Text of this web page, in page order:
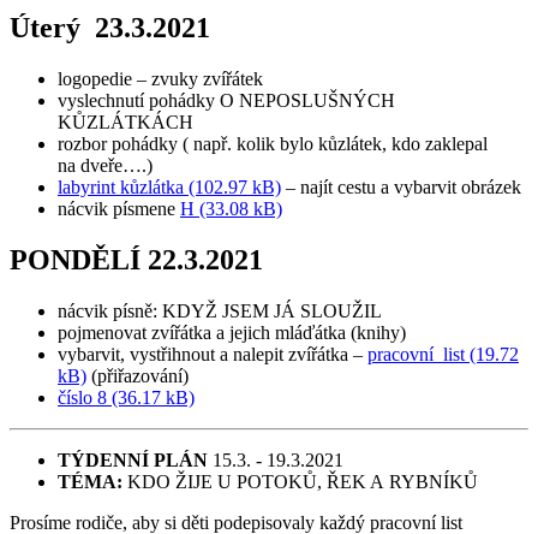
Úterý 23.3.2021
logopedie – zvuky zvířátek
vyslechnutí pohádky O NEPOSLUŠNÝCH
KŮZLÁTKÁCH
rozbor pohádky ( např. kolik bylo kůzlátek, kdo zaklepal
na dveře….)
labyrint kůzlátka (102.97 kB) – najít cestu a vybarvit obrázek
nácvik písmene H (33.08 kB)
PONDĚLÍ 22.3.2021
nácvik písně: KDYŽ JSEM JÁ SLOUŽIL
pojmenovat zvířátka a jejich mláďátka (knihy)
vybarvit, vystřihnout a nalepit zvířátka – pracovní list (19.72
kB) (přiřazování)
číslo 8 (36.17 kB)
TÝDENNÍ PLÁN 15.3. - 19.3.2021
TÉMA: KDO ŽIJE U POTOKŮ, ŘEK A RYBNÍKŮ
Prosíme rodiče, aby si děti podepisovaly každý pracovní list